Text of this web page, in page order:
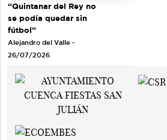
“Quintanar del Rey no
se podía quedar sin
fútbol”
Alejandro del Valle -
26/07/2026